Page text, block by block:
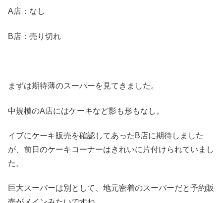
A店：なし
B店：売り切れ
まずは期待薄のスーパーを見てきました。
中規模のA店にはケーキなど影も形もなし。
イブにケーキ販売を確認してあったB店に期待しました
が、前日のケーキコーナーはきれいに片付けられていまし
た。
巨大スーパーは別として、地元密着のスーパーだと予約販